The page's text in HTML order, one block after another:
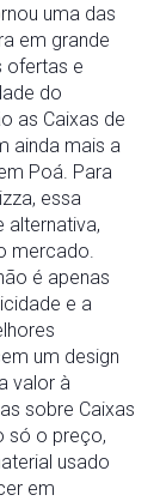
uma das
em grande
ofertas e
do
as Caixas de
ainda mais a
Poá. Para
essa
mercado.
é apenas
e a
um design
valor à
sobre Caixas
só o preço,
usado
em